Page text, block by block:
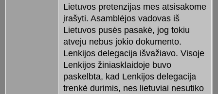
Lietuvos pretenzijas mes atsisakome
įrašyti. Asamblėjos vadovas iš
Lietuvos pusės pasakė, jog tokiu
atveju nebus jokio dokumento.
Lenkijos delegacija išvažiavo. Visoje
Lenkijos žiniasklaidoje buvo
paskelbta, kad Lenkijos delegacija
trenkė durimis, nes lietuviai nesutiko